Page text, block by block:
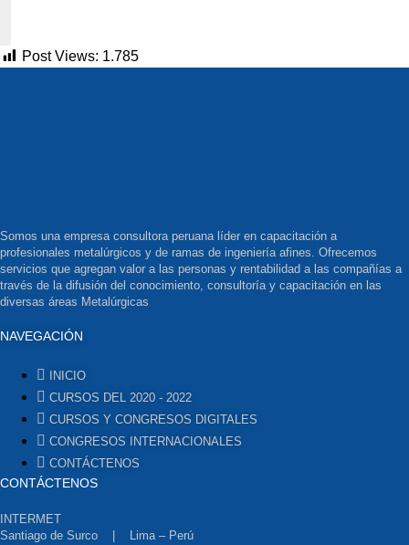
Post Views: 1.785
Somos una empresa consultora peruana líder en capacitación a
profesionales metalúrgicos y de ramas de ingeniería afines. Ofrecemos
servicios que agregan valor a las personas y rentabilidad a las compañías a
través de la difusión del conocimiento, consultoría y capacitación en las
diversas áreas Metalúrgicas
NAVEGACIÓN
INICIO
CURSOS DEL 2020 - 2022
CURSOS Y CONGRESOS DIGITALES
CONGRESOS INTERNACIONALES
CONTÁCTENOS
CONTÁCTENOS
INTERMET
Santiago de Surco | Lima – Perú